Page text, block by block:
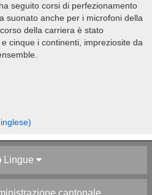
seguito corsi di perfezionamento
suonato anche per i microfoni della
corso della carriera è stato
cinque i continenti, impreziosite da
Lingue